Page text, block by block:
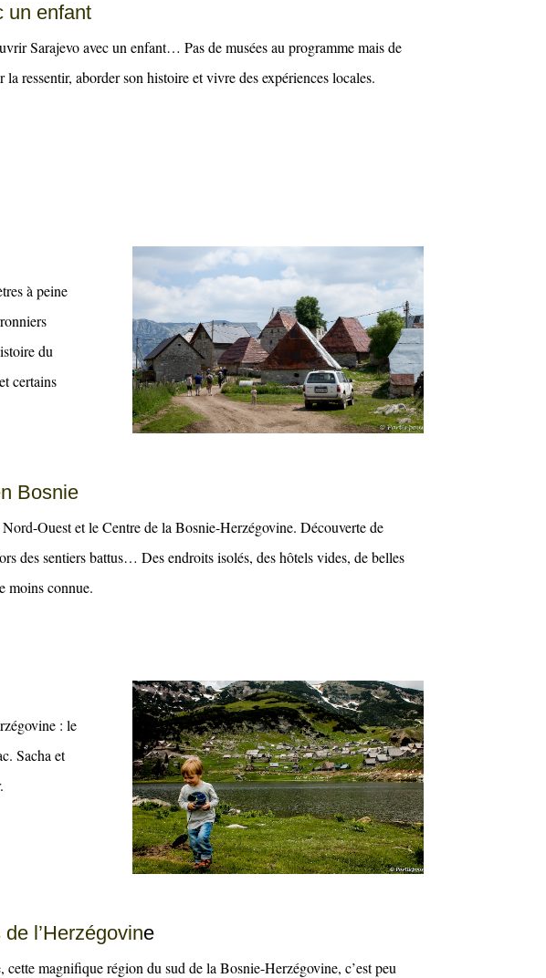
un enfant
Sarajevo avec un enfant… Pas de musées au programme mais de
ressentir, aborder son histoire et vivre des expériences locales.
à peine
du
certains
Bosnie
Ouest et le Centre de la Bosnie-Herzégovine. Découverte de
des sentiers battus… Des endroits isolés, des hôtels vides, de belles
moins connue.
: le
Sacha et
l’Herzégovine
magnifique région du sud de la Bosnie-Herzégovine, c’est peu